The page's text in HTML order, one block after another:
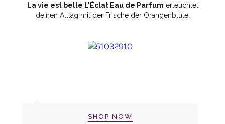
La vie est belle L'Éclat Eau de Parfum erleuchtet
deinen Alltag mit der Frische der Orangenblüte.
SHOP NOW